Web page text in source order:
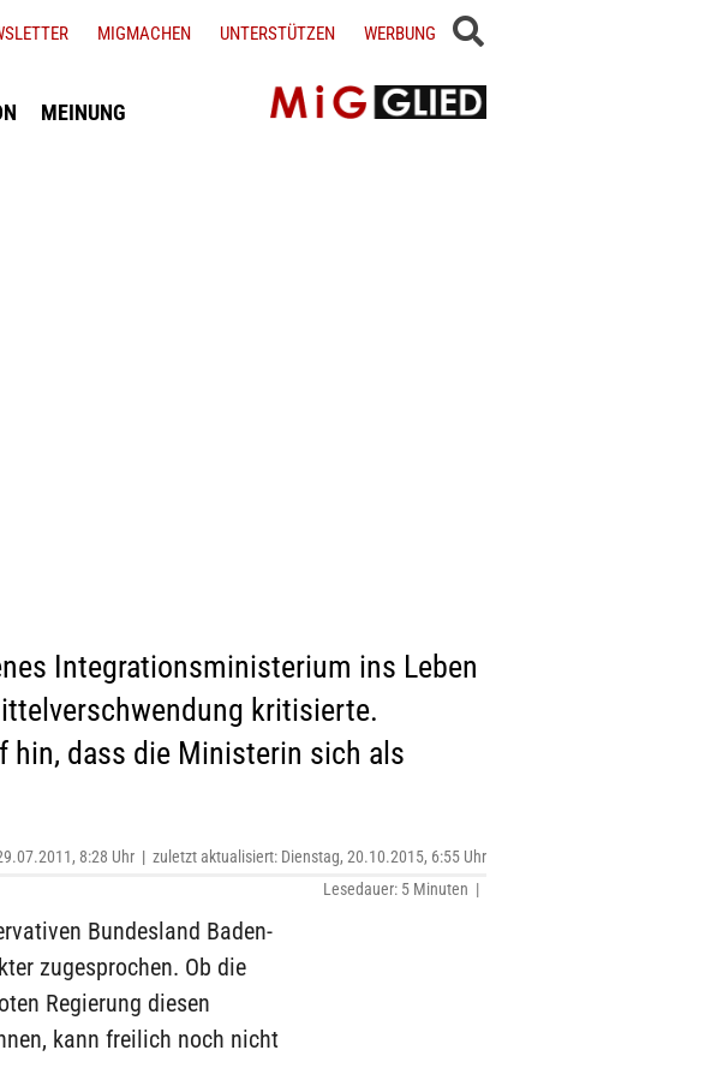
MEINUNG
MIGMACHEN UNTERSTÜTZEN WERBUNG
Integrationsministerium ins Leben
kritisierte.
hin, dass die Ministerin sich als
8:28 Uhr | zuletzt aktualisiert: Dienstag, 20.10.2015, 6:55 Uhr
Lesedauer: 5 Minuten |
Bundesland Baden-
zugesprochen. Ob die
Regierung diesen
kann freilich noch nicht